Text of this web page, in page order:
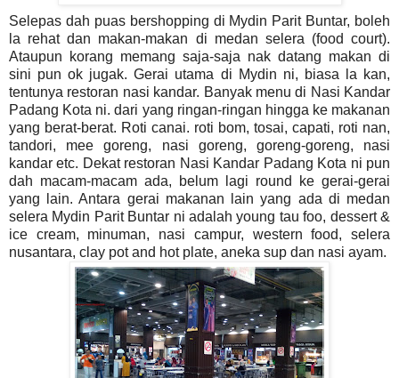
Selepas dah puas bershopping di Mydin Parit Buntar, boleh
la rehat dan makan-makan di medan selera (food court).
Ataupun korang memang saja-saja nak datang makan di
sini pun ok jugak. Gerai utama di Mydin ni, biasa la kan,
tentunya restoran nasi kandar. Banyak menu di Nasi Kandar
Padang Kota ni. dari yang ringan-ringan hingga ke makanan
yang berat-berat. Roti canai. roti bom, tosai, capati, roti nan,
tandori, mee goreng, nasi goreng, goreng-goreng, nasi
kandar etc. Dekat restoran Nasi Kandar Padang Kota ni pun
dah macam-macam ada, belum lagi round ke gerai-gerai
yang lain. Antara gerai makanan lain yang ada di medan
selera Mydin Parit Buntar ni adalah young tau foo, dessert &
ice cream, minuman, nasi campur, western food, selera
nusantara, clay pot and hot plate, aneka sup dan nasi ayam.